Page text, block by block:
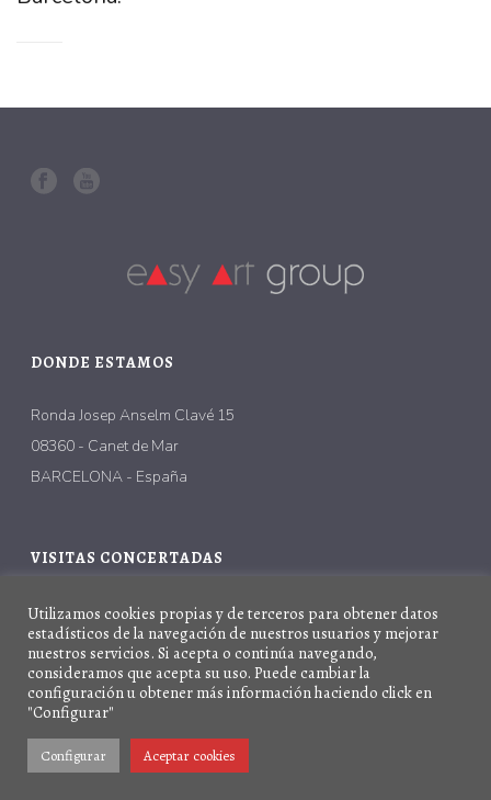
DONDE ESTAMOS
Ronda Josep Anselm Clavé 15
08360 - Canet de Mar
BARCELONA - España
VISITAS CONCERTADAS
(+34) 930 045 518
(+34) 662 429 581
info@easyartbcn.com
Utilizamos cookies propias y de terceros para obtener datos
estadísticos de la navegación de nuestros usuarios y mejorar
nuestros servicios. Si acepta o continúa navegando,
consideramos que acepta su uso. Puede cambiar la
configuración u obtener más información haciendo click en
"Configurar"
Configurar Aceptar cookies